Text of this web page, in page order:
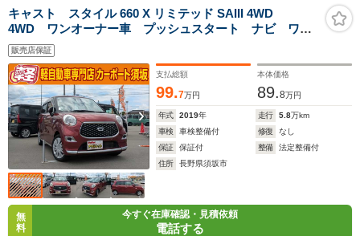
キャスト スタイル 660 X リミテッド SAIII 4WD
4WD ワンオーナー車 プッシュスタート ナビ ワン
セグ バックカメラ 衝突安全ボディ 衝突軽減ブレー
キ 盗難防止システム ETC フロントドライブレコー
ダー シートヒーター ステアリングスイッチ
販売店保証
支払総額
99.7万円
本体価格
89.8万円
年式 2019年 走行 5.8万km
車検
車検整備付 修復
なし
保証
保証付 整備
法定整備付
住所
長野県須坂市
無
料
今すぐ在庫確認・見積依頼
電話する